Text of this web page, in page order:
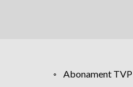
Abonament TVP